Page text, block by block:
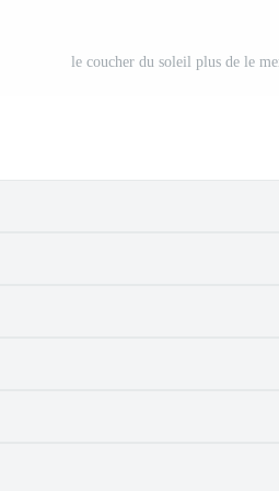
le coucher du soleil plus de le